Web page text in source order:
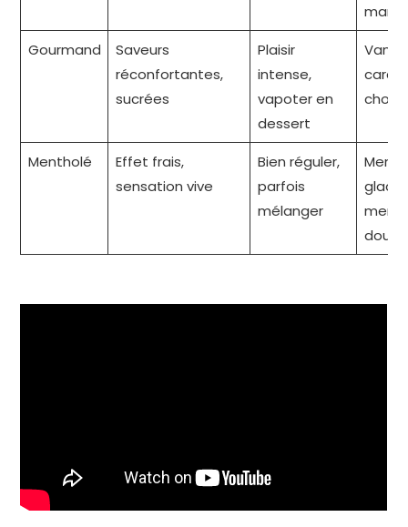
Gourmand
Saveurs
réconfortantes,
sucrées
Plaisir
intense,
vapoter en
dessert
Mentholé
Effet frais,
sensation vive
Bien réguler,
parfois
mélanger
douce